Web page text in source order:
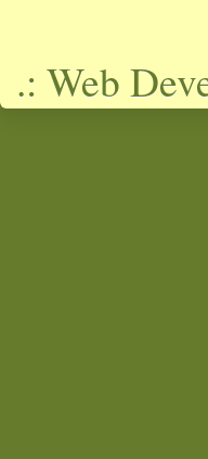
.: Web